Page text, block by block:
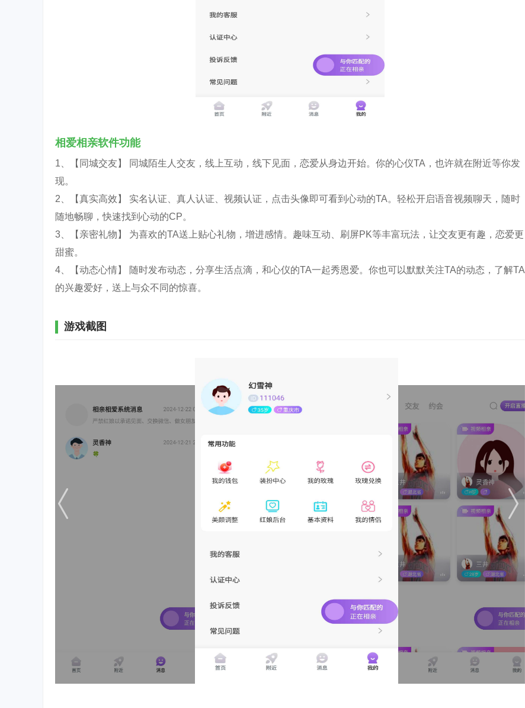
相爱相亲软件功能
1、【同城交友】 同城陌生人交友，线上互动，线下见面，恋爱从身边开始。你的心仪TA，也许就在附近等你发
现。
2、【真实高效】 实名认证、真人认证、视频认证，点击头像即可看到心动的TA。轻松开启语音视频聊天，随时
随地畅聊，快速找到心动的CP。
3、【亲密礼物】 为喜欢的TA送上贴心礼物，增进感情。趣味互动、刷屏PK等丰富玩法，让交友更有趣，恋爱更
甜蜜。
4、【动态心情】 随时发布动态，分享生活点滴，和心仪的TA一起秀恩爱。你也可以默默关注TA的动态，了解TA
的兴趣爱好，送上与众不同的惊喜。
游戏截图